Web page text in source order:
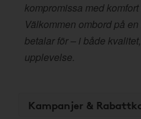
kompromissa med
Välkommen ombord på
betalar för – i både
upplevelse.
Kampanjer &